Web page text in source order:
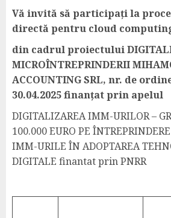
Vă invită să participați la
directă pentru cloud
din cadrul proiectului
MICROÎNTREPRINDERII
ACCOUNTING SRL, nr. de
30.04.2025 finanțat prin apelul
DIGITALIZAREA IMM-URILOR –
100.000 EURO PE
IMM-URILE ÎN ADOPTAREA
DIGITALE finantat prin PNRR